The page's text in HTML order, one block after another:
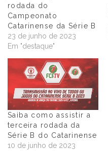
rodada do
Campeonato
Catarinense da Série B
23 de junho de 2023
Em "destaque"
Saiba como assistir a
terceira rodada da
Série B do Catarinense
10 de junho de 2023